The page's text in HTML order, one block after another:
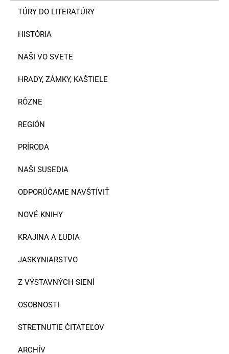
TÚRY DO LITERATÚRY
HISTÓRIA
NAŠI VO SVETE
HRADY, ZÁMKY, KAŠTIELE
RÔZNE
REGIÓN
PRÍRODA
NAŠI SUSEDIA
ODPORÚČAME NAVŠTÍVIŤ
NOVÉ KNIHY
KRAJINA A ĽUDIA
JASKYNIARSTVO
Z VÝSTAVNÝCH SIENÍ
OSOBNOSTI
STRETNUTIE ČITATEĽOV
ARCHÍV